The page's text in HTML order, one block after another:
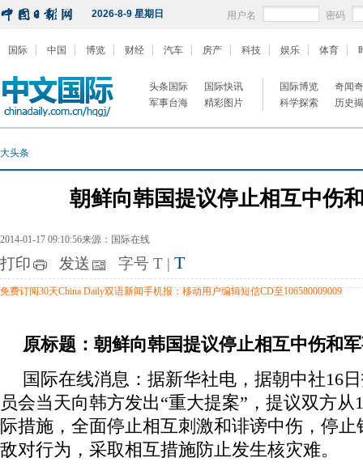
2026-8-9 星期日 用户名 密码
国际 中国 博览 财经 汽车 房产 科技 娱乐 体育
头条国际
国际快讯
军事台海
精彩图片
国际博览
奇闻
科学探索
历史
大头条
朝鲜向韩国提议停止相互中伤
2014-01-17 09:10:56来源：国际在线
打印 发送 字号 T | T
免费订阅30天China Daily双语新闻手机报：移动用户编辑短信CD至106580009009
原标题：朝鲜向韩国提议停止相互中伤和
国际在线消息：据新华社电，据朝中社16
员会当天向韩方发出“重大提案”，提议双方从
际措施，全面停止相互刺激和诽谤中伤，停
敌对行为，采取相互措施防止发生核灾难。